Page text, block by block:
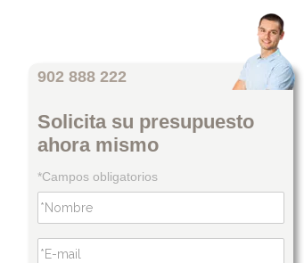
902 888 222
Solicita su presupuesto
ahora mismo
*Campos obligatorios